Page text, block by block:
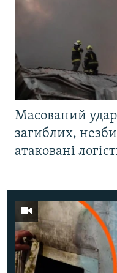
Масований удар
загиблих,
атаковані